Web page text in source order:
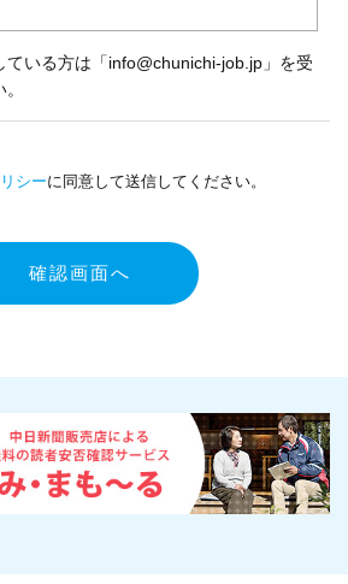
いる方は「info@chunichi-job.jp」を受
シーに同意して送信してください。
確認画面へ